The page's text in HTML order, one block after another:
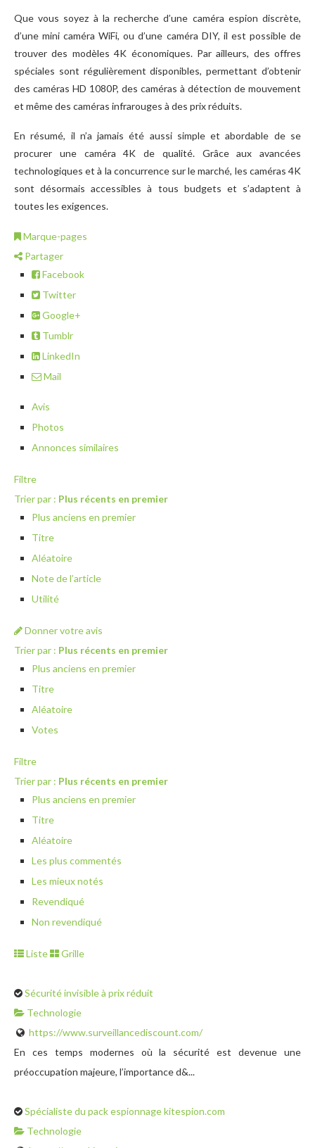
Que vous soyez à la recherche d’une caméra espion discrète,
d’une mini caméra WiFi, ou d’une caméra DIY, il est possible de
trouver des modèles 4K économiques. Par ailleurs, des offres
spéciales sont régulièrement disponibles, permettant d’obtenir
des caméras HD 1080P, des caméras à détection de mouvement
et même des caméras infrarouges à des prix réduits.
En résumé, il n’a jamais été aussi simple et abordable de se
procurer une caméra 4K de qualité. Grâce aux avancées
technologiques et à la concurrence sur le marché, les caméras 4K
sont désormais accessibles à tous budgets et s’adaptent à
toutes les exigences.
Marque-pages
Partager
Facebook
Twitter
Google+
Tumblr
LinkedIn
Mail
Avis
Photos
Annonces similaires
Filtre
Trier par : Plus récents en premier
Plus anciens en premier
Titre
Aléatoire
Note de l’article
Utilité
Donner votre avis
Trier par : Plus récents en premier
Plus anciens en premier
Titre
Aléatoire
Votes
Filtre
Trier par : Plus récents en premier
Plus anciens en premier
Titre
Aléatoire
Les plus commentés
Les mieux notés
Revendiqué
Non revendiqué
Liste Grille
Sécurité invisible à prix réduit
Technologie
https://www.surveillancediscount.com/
En ces temps modernes où la sécurité est devenue une
préoccupation majeure, l’importance d&...
Spécialiste du pack espionnage kitespion.com
Technologie